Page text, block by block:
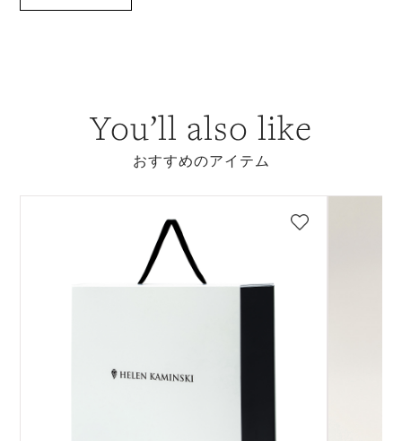
You’ll also like
おすすめのアイテム